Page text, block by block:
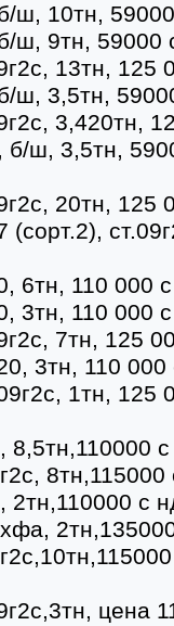
ш, 10тн,
ш, 9тн, 59000
13тн, 125
ш, 3,5тн,
3,420тн,
б/ш, 3,5тн,
20тн, 125
6тн, 110 000
3тн, 110 000
7тн, 125
3тн, 110
1тн, 125
8тн,115000
с
цена